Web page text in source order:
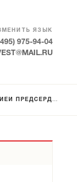
ЯЗЫК
LANGUAGE
975-94-04
ПРЕДСЕРДИЙ